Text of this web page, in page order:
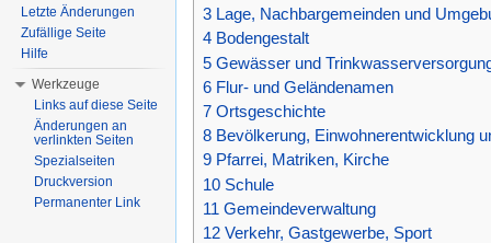
3 Lage, Nachbargemeinden und
4 Bodengestalt
5 Gewässer und
6 Flur- und Geländenamen
7 Ortsgeschichte
8 Bevölkerung, Einwohnerentwicklung
9 Pfarrei, Matriken, Kirche
10 Schule
11 Gemeindeverwaltung
12 Verkehr, Gastgewerbe, Sport
Letzte Änderungen
Zufällige Seite
Hilfe
Werkzeuge
Links auf diese Seite
Änderungen an
verlinkten Seiten
Spezialseiten
Druckversion
Permanenter Link